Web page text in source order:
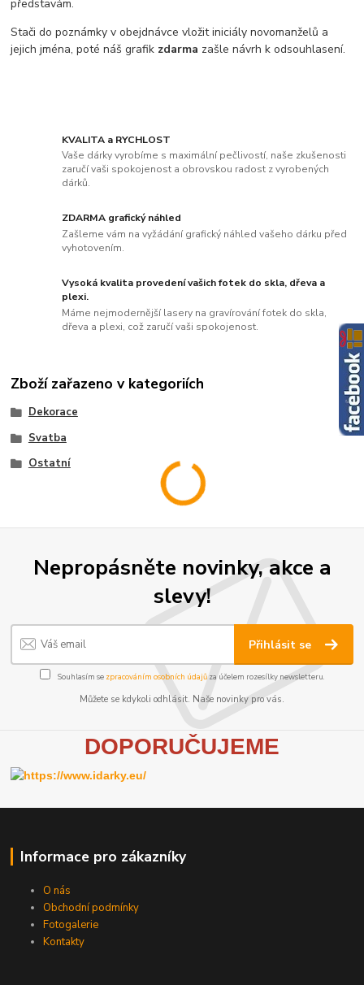
KVALITA a RYCHLOST
Vaše dárky vyrobíme s maximální pečlivostí, naše zkušenosti
zaručí vaši spokojenost a obrovskou radost z vyrobených
dárků.
ZDARMA grafický náhled
Zašleme vám na vyžádání grafický náhled vašeho dárku před
vyhotovením.
Vysoká kvalita provedení vašich fotek do skla, dřeva a
plexi.
Máme nejmodernější lasery na gravírování fotek do skla,
dřeva a plexi, což zaručí vaši spokojenost.
představám.
Stači do poznámky v obejdnávce vložit iniciály novomanželů a
jejich jména, poté náš grafik zdarma zašle návrh k odsouhlasení.
Zboží zařazeno v kategoriích
Dekorace
Svatba
Ostatní
Nepropásněte novinky, akce a
slevy!
Přihlásit se
Souhlasím se zpracováním osobních údajůza účelem rozesílky newsletteru.
Můžete se kdykoli odhlásit. Naše novinky pro vás.
DOPORUČUJEME
Informace pro zákazníky
O nás
Obchodní podmínky
Fotogalerie
Kontakty